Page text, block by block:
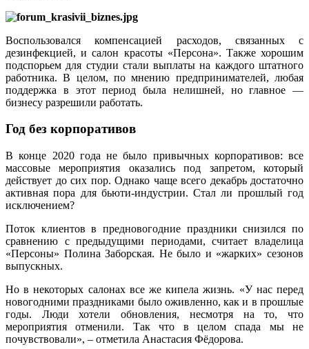
Воспользовался компенсацией расходов, связанных с
дезинфекцией, и салон красоты «Персона». Также хорошим
подспорьем для студии стали выплаты на каждого штатного
работника. В целом, по мнению предпринимателей, любая
поддержка в этот период была нелишней, но главное —
бизнесу разрешили работать.
Год без корпоративов
В конце 2020 года не было привычных корпоративов: все
массовые мероприятия оказались под запретом, который
действует до сих пор. Однако чаще всего декабрь достаточно
активная пора для бьюти-индустрии. Стал ли прошлый год
исключением?
Поток клиентов в предновогодние праздники снизился по
сравнению с предыдущими периодами, считает владелица
«Персоны» Полина Заборская. Не было и «жарких» сезонов
выпускных.
Но в некоторых салонах все же кипела жизнь. «У нас перед
новогодними праздниками было оживленно, как и в прошлые
годы. Люди хотели обновления, несмотря на то, что
мероприятия отменили. Так что в целом спада мы не
почувствовали», – отметила Анастасия Фёдорова.